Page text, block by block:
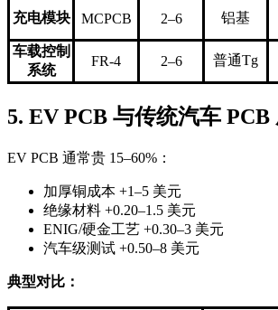
充电模块 MCPCB 2–6 铝基
车载控制
系统
FR-4 2–6 普通Tg
5. EV PCB 与传统汽车 PCB
EV PCB 通常贵 15–60%：
加厚铜成本 +1–5 美元
绝缘材料 +0.20–1.5 美元
ENIG/硬金工艺 +0.30–3 美元
汽车级测试 +0.50–8 美元
典型对比：